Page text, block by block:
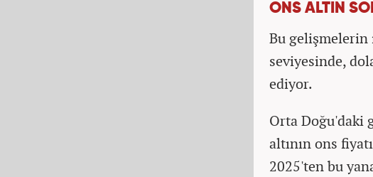
ONS ALTIN
Bu gelişmelerin
seviyesinde,
ediyor.
Orta Doğu'daki
altının ons
2025'ten bu